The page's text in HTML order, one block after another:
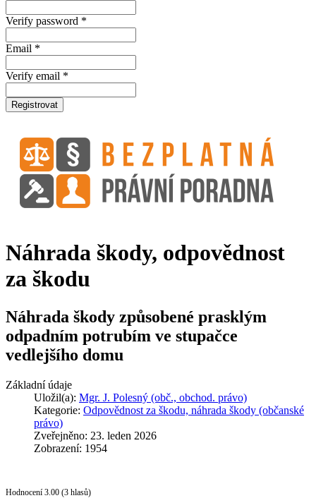
Verify password *
Email *
Verify email *
Registrovat
Náhrada škody, odpovědnost
za škodu
Náhrada škody způsobené prasklým
odpadním potrubím ve stupačce
vedlejšího domu
Základní údaje
Uložil(a): Mgr. J. Polesný (obč., obchod. právo)
Kategorie: Odpovědnost za škodu, náhrada škody (občanské
právo)
Zveřejněno: 23. leden 2026
Zobrazení: 1954
Hodnocení 3.00 (3 hlasů)